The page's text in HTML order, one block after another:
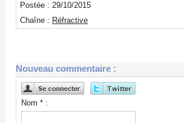
Postée : 29/10/2015
Chaîne : Réfractive
Nouveau commentaire :
Nom * :